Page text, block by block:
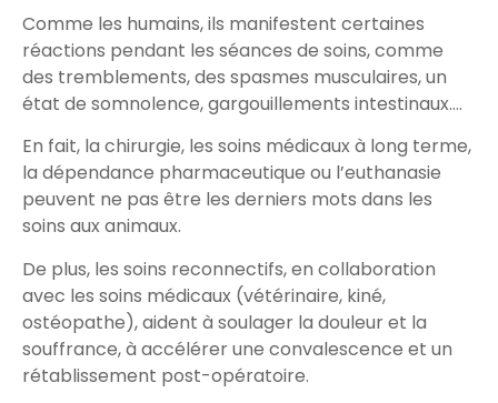
Comme les humains, ils manifestent certaines
réactions pendant les séances de soins, comme
des tremblements, des spasmes musculaires, un
état de somnolence, gargouillements intestinaux….
En fait, la chirurgie, les soins médicaux à long terme,
la dépendance pharmaceutique ou l’euthanasie
peuvent ne pas être les derniers mots dans les
soins aux animaux.
De plus, les soins reconnectifs, en collaboration
avec les soins médicaux (vétérinaire, kiné,
ostéopathe), aident à soulager la douleur et la
souffrance, à accélérer une convalescence et un
rétablissement post-opératoire.